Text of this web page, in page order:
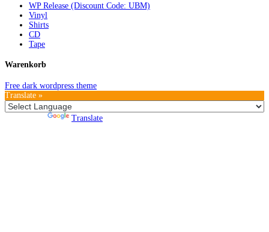
WP Release (Discount Code: UBM)
Vinyl
Shirts
CD
Tape
Warenkorb
Free dark wordpress theme
Translate »
Translate